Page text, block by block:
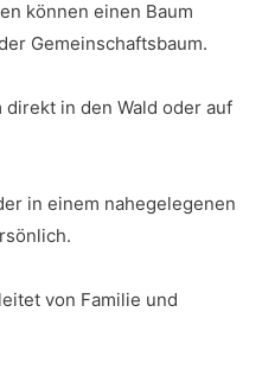
können einen Baum
Gemeinschaftsbaum.
in den Wald oder auf
in einem nahegelegenen
von Familie und